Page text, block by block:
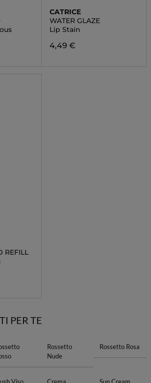
CATRICE
WATER GLAZE
Lip Stain
4,49 €
REFILL
PER TE
Rossetto
Nude
Rossetto Rosa